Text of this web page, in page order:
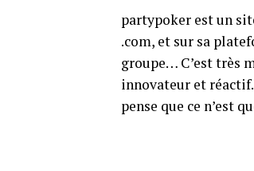
partypoker est un
.com, et sur sa
groupe… C’est très
innovateur et
pense que ce n’est